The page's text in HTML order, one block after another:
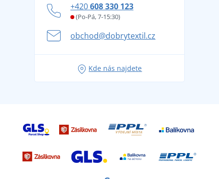
Věrnostní program BONTIS +
Letní dobrodružství začíná balením aneb připravte
se na dovolenou bez starostí
Tipy na svěží outfity pro pohodové léto
+420608 330 123
(Po-Pá, 7-15:30)
obchod@dobrytextil.cz
Kde nás najdete